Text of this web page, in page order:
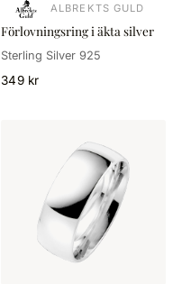
ALBREKTS GULD
Förlovningsring i äkta silver
Sterling Silver 925
349 kr